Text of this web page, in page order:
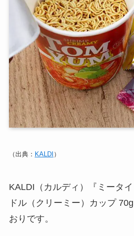
（出典： KALDI ）
KALDI（カルディ）『ミータ
ドル（クリーミー）カップ
おりです。